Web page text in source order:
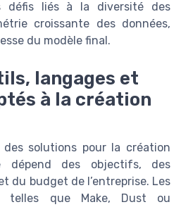
défis liés à la diversité des
croissante des données,
du modèle final.
langages et
à la création
solutions pour la création
dépend des objectifs, des
du budget de l’entreprise. Les
telles que Make, Dust ou